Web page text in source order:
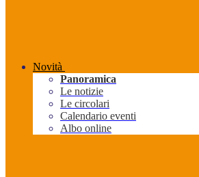
Novità
Panoramica
Le notizie
Le circolari
Calendario eventi
Albo online